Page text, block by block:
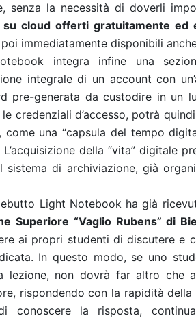
senza la necessità di doverli
su cloud offerti gratuitamente ed
immediatamente disponibili
integra infine una
integrale di un account con
pre-generata da custodire in un
credenziali d’accesso, potrà
come una “capsula del tempo
della “vita” digitale
sistema di archiviazione, già
Light Notebook ha già
Superiore “Vaglio Rubens” di
ai propri studenti di discutere e
In questo modo, se uno
lezione, non dovrà far altro che
rispondendo con la rapidità
conoscere la risposta,